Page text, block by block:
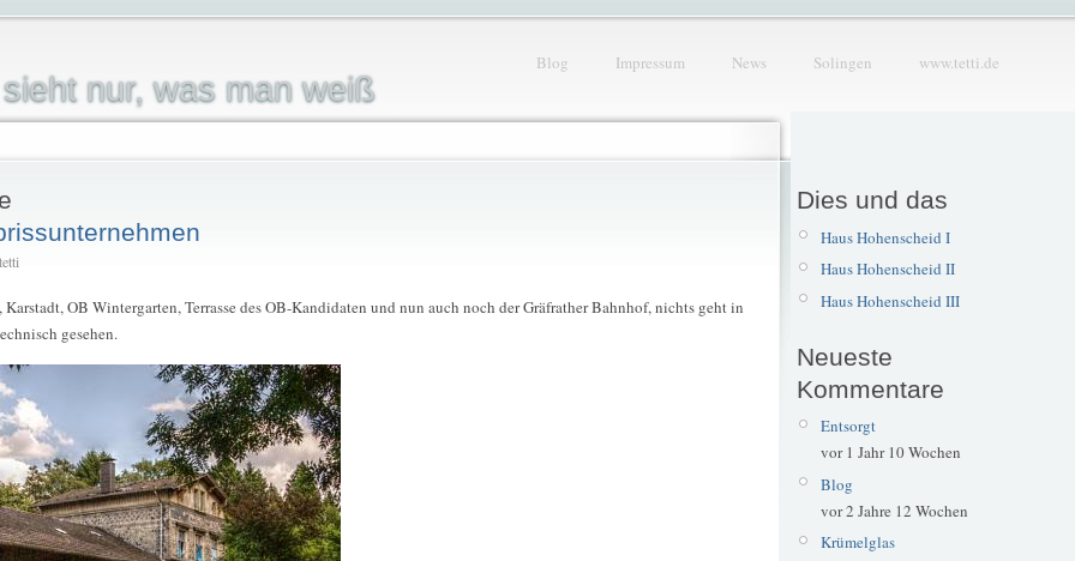
nur, was man weiß
Blog Impressum News Solingen www.tetti.de
OB Wintergarten, Terrasse des OB-Kandidaten und nun auch noch der Gräfrather Bahnhof, nichts geht in
gesehen.
Dies und das
Haus Hohenscheid I
Haus Hohenscheid II
Haus Hohenscheid III
Neueste
Kommentare
Entsorgt
vor 1 Jahr 10 Wochen
Blog
vor 2 Jahre 12 Wochen
Krümelglas